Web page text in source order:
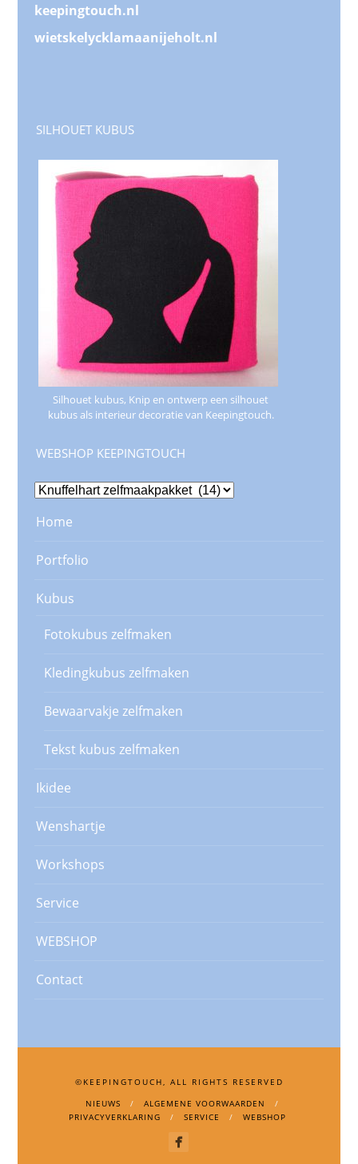
keepingtouch.nl
wietskelycklamaanijeholt.nl
SILHOUET KUBUS
Silhouet kubus, Knip en ontwerp een silhouet
kubus als interieur decoratie van Keepingtouch.
WEBSHOP KEEPINGTOUCH
Home
Portfolio
Kubus
Fotokubus zelfmaken
Kledingkubus zelfmaken
Bewaarvakje zelfmaken
Tekst kubus zelfmaken
Ikidee
Wenshartje
Workshops
Service
WEBSHOP
Contact
©KEEPINGTOUCH, ALL RIGHTS RESERVED
NIEUWS
ALGEMENE VOORWAARDEN
PRIVACYVERKLARING
SERVICE WEBSHOP